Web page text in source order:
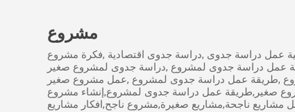
مشروع
عمل دراسة جدوى ,دراسة جدوى اقتصادية ,فكرة مشروع
عمل دراسة جدوى لمشروع ,دراسة جدوى لمشروع صغير
,طريقة عمل دراسة جدوى لمشروع ,عمل مشروع صغير
صغير,طريقة عمل دراسة جدوى لمشروع,إنشاء مشروع
مشاريع ناجحة,مشاريع صغيرة,مشروع ناجح,افكار مشاريع